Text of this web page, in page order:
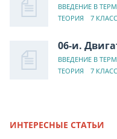
ВВЕДЕНИЕ В
ТЕОРИЯ
7 КЛАСС
06-и.
ВВЕДЕНИЕ В
ТЕОРИЯ
7 КЛАСС
ИНТЕРЕСНЫЕ СТАТЬИ